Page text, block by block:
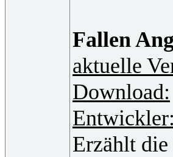
Fallen
aktuelle
Download:
Entwickler:
Erzählt